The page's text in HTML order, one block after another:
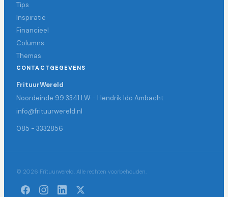
Tips
Inspiratie
Financieel
Columns
Themas
CONTACTGEGEVENS
FrituurWereld
Noordeinde 99 3341 LW - Hendrik Ido Ambacht
info@frituurwereld.nl
085 - 3332856
© 2026 Frituurwereld. Alle rechten voorbehouden.